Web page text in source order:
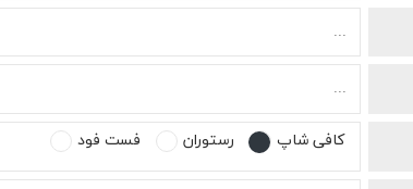
کافی شاپ رستوران فست فود